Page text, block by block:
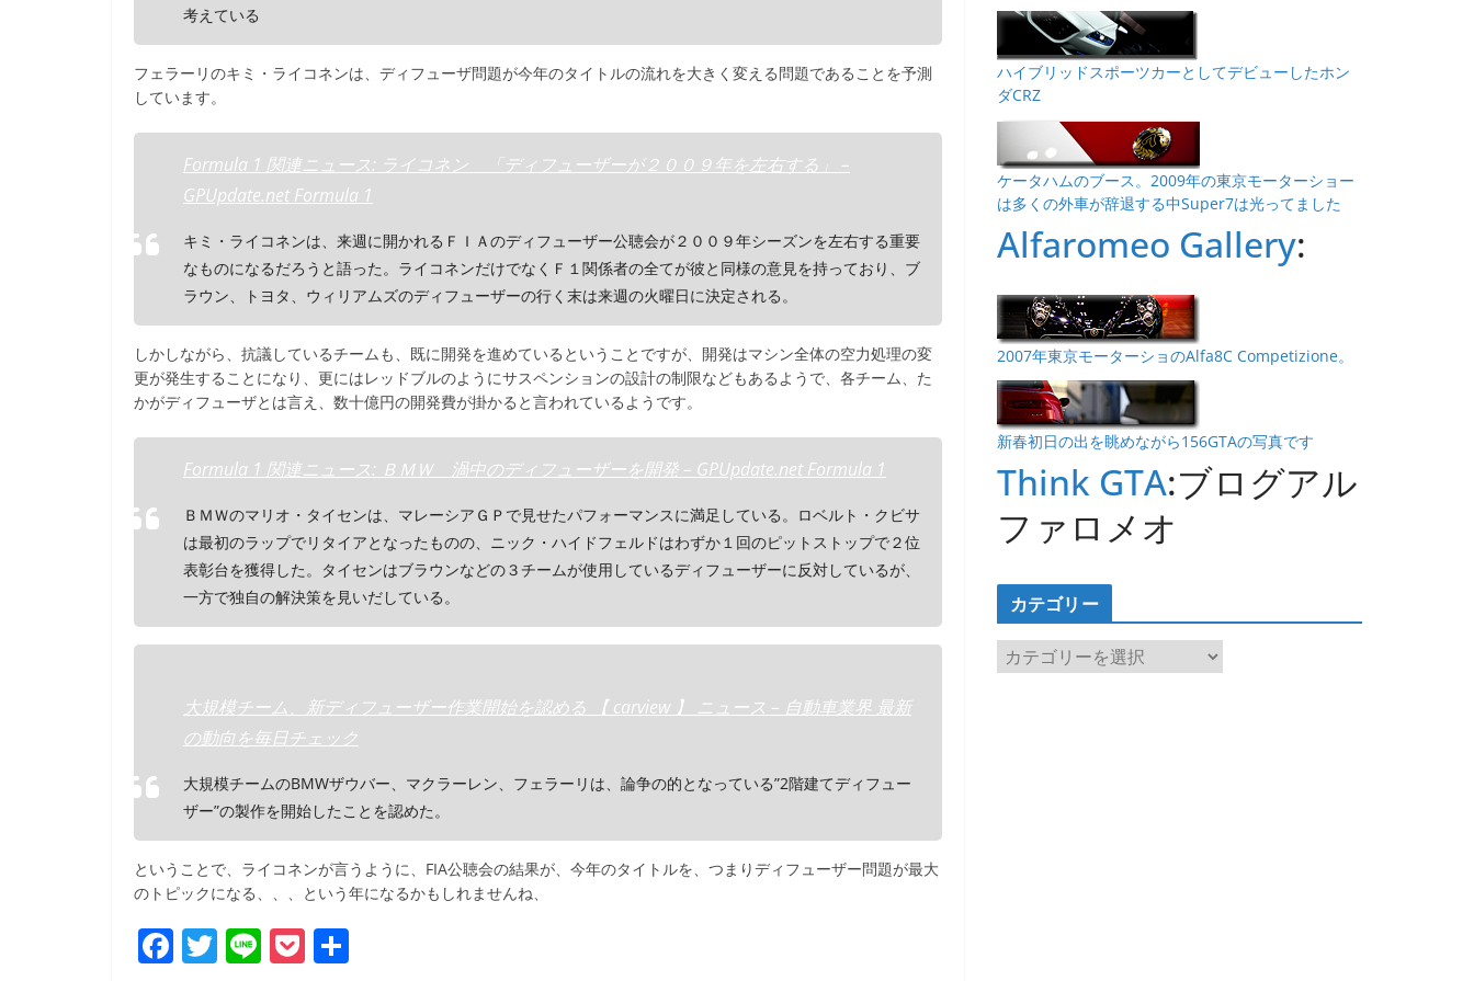
考えている
フェラーリのキミ・ライコネンは、ディフューザ問題が今年のタイトルの流れを大きく変える問題であることを予測
しています。
Formula 1 関連ニュース: ライコネン 「ディフューザーが２００９年を左右する」 –
GPUpdate.net Formula 1
キミ・ライコネンは、来週に開かれるＦＩＡのディフューザー公聴会が２００９年シーズンを左右する重要
なものになるだろうと語った。ライコネンだけでなくＦ１関係者の全てが彼と同様の意見を持っており、ブ
ラウン、トヨタ、ウィリアムズのディフューザーの行く末は来週の火曜日に決定される。
しかしながら、抗議しているチームも、既に開発を進めているということですが、開発はマシン全体の空力処理の変
更が発生することになり、更にはレッドブルのようにサスペンションの設計の制限などもあるようで、各チーム、た
かがディフューザとは言え、数十億円の開発費が掛かると言われているようです。
Formula 1 関連ニュース: ＢＭＷ 渦中のディフューザーを開発 – GPUpdate.net Formula 1
ＢＭＷのマリオ・タイセンは、マレーシアＧＰで見せたパフォーマンスに満足している。ロベルト・クビサ
は最初のラップでリタイアとなったものの、ニック・ハイドフェルドはわずか１回のピットストップで２位
表彰台を獲得した。タイセンはブラウンなどの３チームが使用しているディフューザーに反対しているが、
一方で独自の解決策を見いだしている。
大規模チーム、新ディフューザー作業開始を認める 【 carview 】 ニュース – 自動車業界 最新
の動向を毎日チェック
大規模チームのBMWザウバー、マクラーレン、フェラーリは、論争の的となっている”2階建てディフュー
ザー”の製作を開始したことを認めた。
ということで、ライコネンが言うように、FIA公聴会の結果が、今年のタイトルを、つまりディフューザー問題が最大
のトピックになる、、、という年になるかもしれませんね、
F T Li P
ハイブリッドスポーツカーとしてデビューしたホン
ダCRZ
ケータハムのブース。2009年の東京モーターショー
は多くの外車が辞退する中Super7は光ってました
Alfaromeo Gallery:
2007年東京モーターショのAlfa8C Competizione。
新春初日の出を眺めながら156GTAの写真です
Think GTA:ブログアル
ファロメオ
カテゴリー
カ
テ